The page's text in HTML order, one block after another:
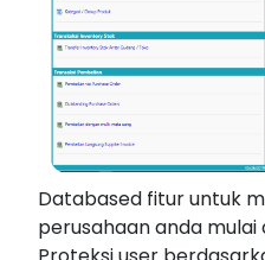
Databased fitur untuk
perusahaan anda mulai